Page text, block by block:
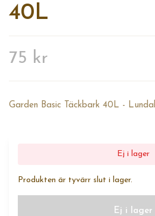
40L
75 kr
Garden Basic Täckbark 40L -
Ej i lager
Produkten är tyvärr slut i lager.
Ej i lager